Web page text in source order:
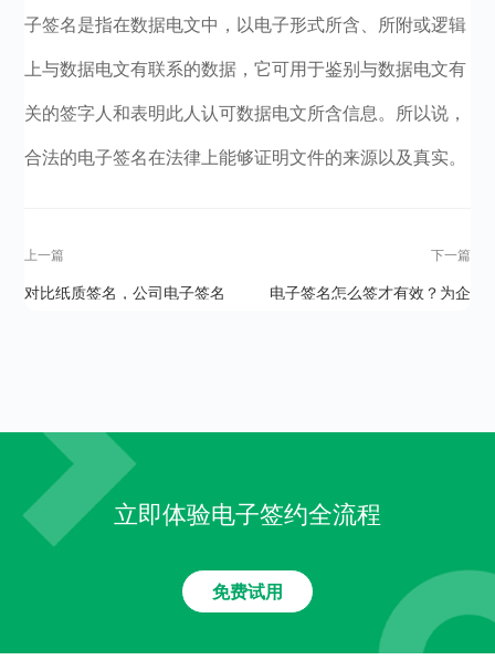
子签名是指在数据电文中，以电子形式所含、所附或逻辑
上与数据电文有联系的数据，它可用于鉴别与数据电文有
关的签字人和表明此人认可数据电文所含信息。所以说，
合法的电子签名在法律上能够证明文件的来源以及真实。
上一篇
对比纸质签名，公司电子签名
下一篇
电子签名怎么签才有效？为企
立即体验电子签约全流程
免费试用